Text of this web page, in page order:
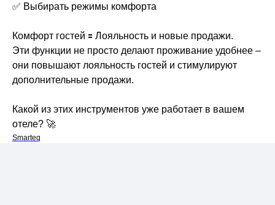
✅ Выбирать режимы комфорта
Комфорт гостей 🟰 Лояльность и новые продажи.
Эти функции не просто делают проживание удобнее –
они повышают лояльность гостей и стимулируют
дополнительные продажи.
Какой из этих инструментов уже работает в вашем
отеле? 🚀
Smarteq